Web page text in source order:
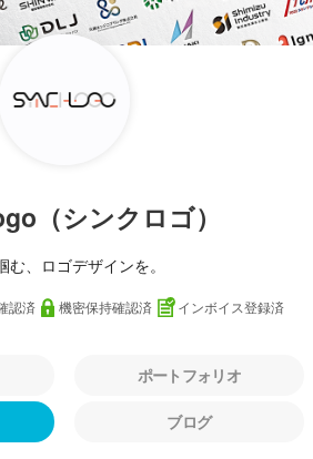
（シンクロゴ）
む、ロゴデザインを。
認済 機密保持確認済 インボイス登録済
ポートフォリオ
ブログ